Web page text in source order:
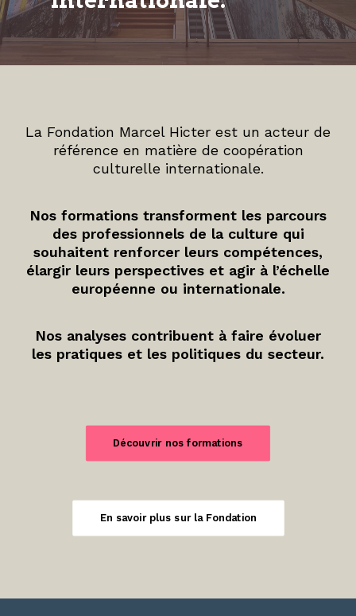
La Fondation Marcel Hicter est un acteur de
référence en matière de coopération
culturelle internationale.
Nos formations transforment les parcours
des professionnels de la culture qui
souhaitent renforcer leurs compétences,
élargir leurs perspectives et agir à l’échelle
européenne ou internationale.
Nos analyses contribuent à faire évoluer
les pratiques et les politiques du secteur.
Découvrir nos formations
En savoir plus sur la Fondation